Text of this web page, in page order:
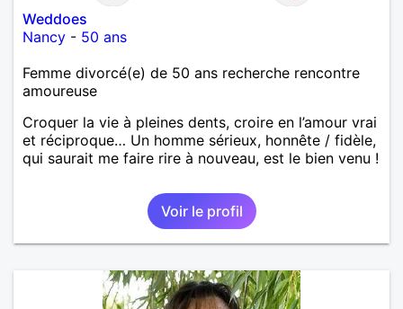
Weddoes
Nancy - 50 ans
Femme divorcé(e) de 50 ans recherche rencontre
amoureuse
Croquer la vie à pleines dents, croire en l’amour vrai
et réciproque… Un homme sérieux, honnête / fidèle,
qui saurait me faire rire à nouveau, est le bien venu !
Voir le profil